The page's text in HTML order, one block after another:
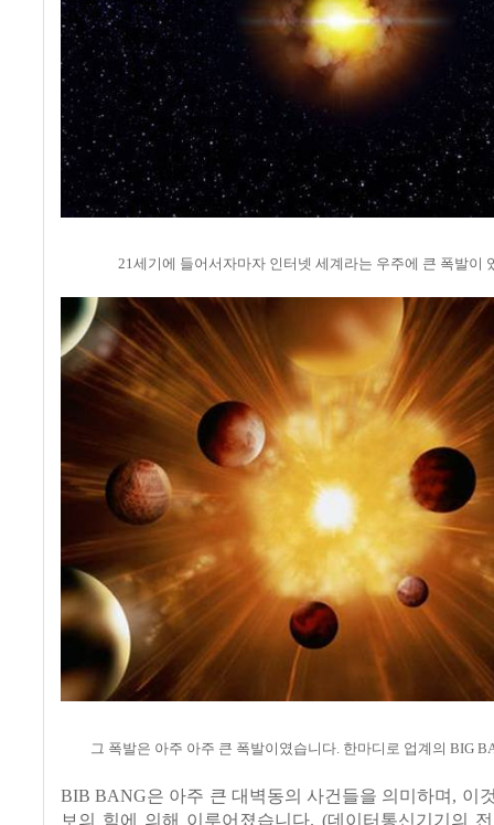
21세기에 들어서자마자 인터넷 세계라는 우주에 큰 폭발이
그 폭발은 아주 아주 큰 폭발이였습니다. 한마디로 업계의 BIG
BIB BANG은 아주 큰 대벽동의 사건들을 의미하며, 이
보의 힘에 의해 이루어졌습니다. (데이터통신기기의